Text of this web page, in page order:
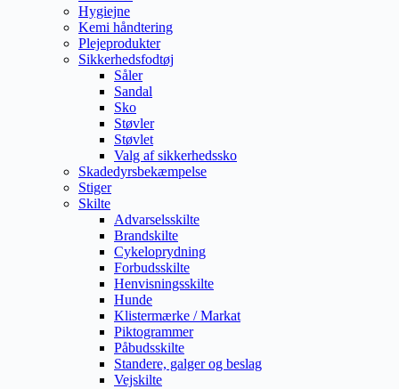
Hygiejne
Kemi håndtering
Plejeprodukter
Sikkerhedsfodtøj
Såler
Sandal
Sko
Støvler
Støvlet
Valg af sikkerhedssko
Skadedyrsbekæmpelse
Stiger
Skilte
Advarselsskilte
Brandskilte
Cykeloprydning
Forbudsskilte
Henvisningsskilte
Hunde
Klistermærke / Markat
Piktogrammer
Påbudsskilte
Standere, galger og beslag
Vejskilte